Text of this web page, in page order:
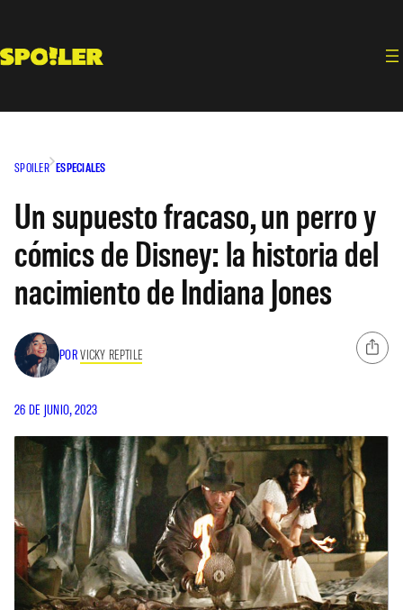
contenido
SPOILER ESPECIALES
Un supuesto fracaso, un perro y
cómics de Disney: la historia del
nacimiento de Indiana Jones
PORVICKY REPTILE
26 DE JUNIO, 2023